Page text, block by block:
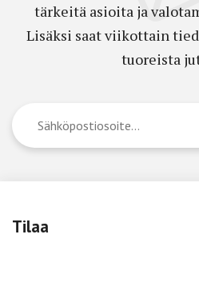
tärkeitä asioita ja
Lisäksi saat viikottain
tuoreista
Tilaa